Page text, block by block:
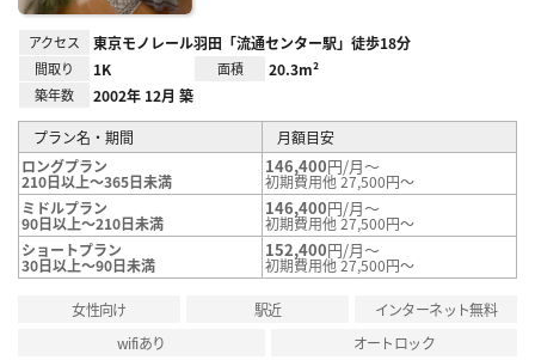
アクセス 東京モノレール羽田「流通センター駅」徒歩18分
間取り 1K 面積 20.3m²
築年数 2002年 12月 築
プラン名・期間
月額目安
ロングプラン
210日以上～365日未満
146,400円/月～
初期費用他 27,500円～
ミドルプラン
90日以上～210日未満
146,400円/月～
初期費用他 27,500円～
ショートプラン
30日以上～90日未満
152,400円/月～
初期費用他 27,500円～
女性向け 駅近
インターネット無料
wifiあり
オートロック